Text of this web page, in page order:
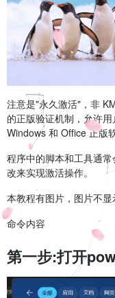
注意是"永久激活"，非
的正版验证机制，允许
Windows 和 Office 正版软
程序中的脚本和工具通
改来实现激活操作。
本教程有图片，图片不
命令内容
第一步:打开